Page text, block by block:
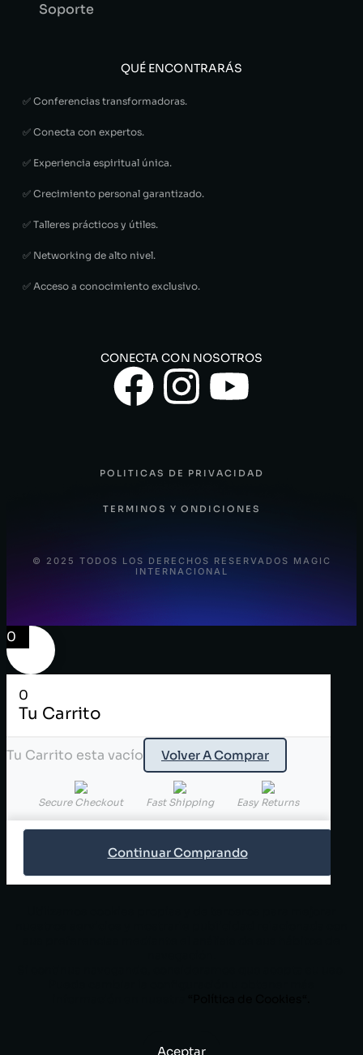
Soporte
QUÉ ENCONTRARÁS
✅ Conferencias transformadoras.
✅ Conecta con expertos.
✅ Experiencia espiritual única.
✅ Crecimiento personal garantizado.
✅ Talleres prácticos y útiles.
✅ Networking de alto nivel.
✅ Acceso a conocimiento exclusivo.
CONECTA CON NOSOTROS
© 2025 TODOS LOS DERECHOS RESERVADOS MAGIC
INTERNACIONAL
POLITICAS DE PRIVACIDAD
TERMINOS Y ONDICIONES
0
0
Tu Carrito
Tu Carrito esta vacío Volver A Comprar
Secure Checkout Fast Shipping Easy Returns
Continuar Comprando
Aceptar